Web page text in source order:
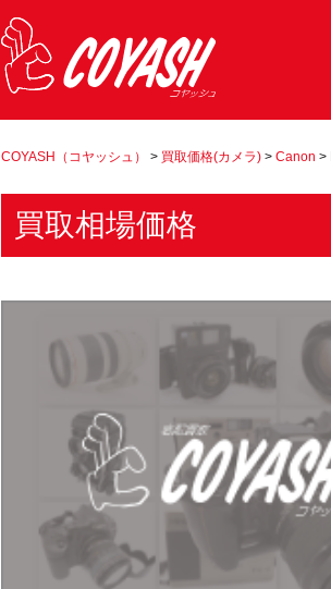
COYASH（コヤッシュ） > 買取価格(カメラ) > Canon >
買取相場価格